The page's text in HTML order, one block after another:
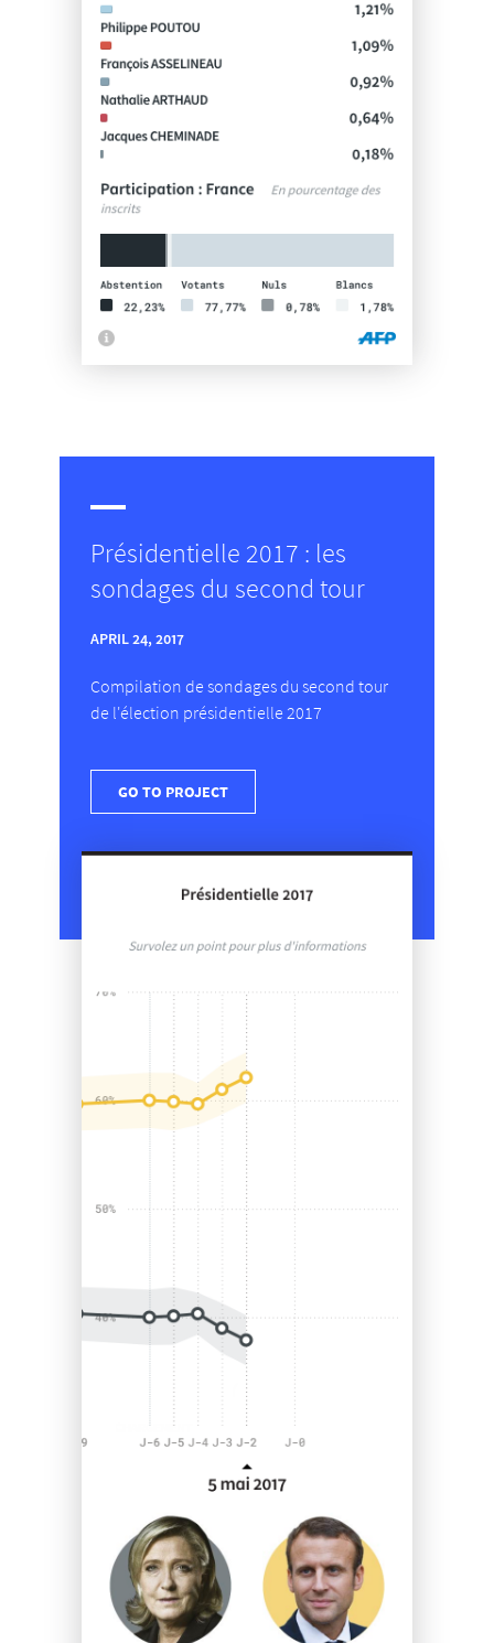
Présidentielle 2017 : les
sondages du second tour
APRIL 24, 2017
Compilation de sondages du second tour
de l'élection présidentielle 2017
GO TO PROJECT